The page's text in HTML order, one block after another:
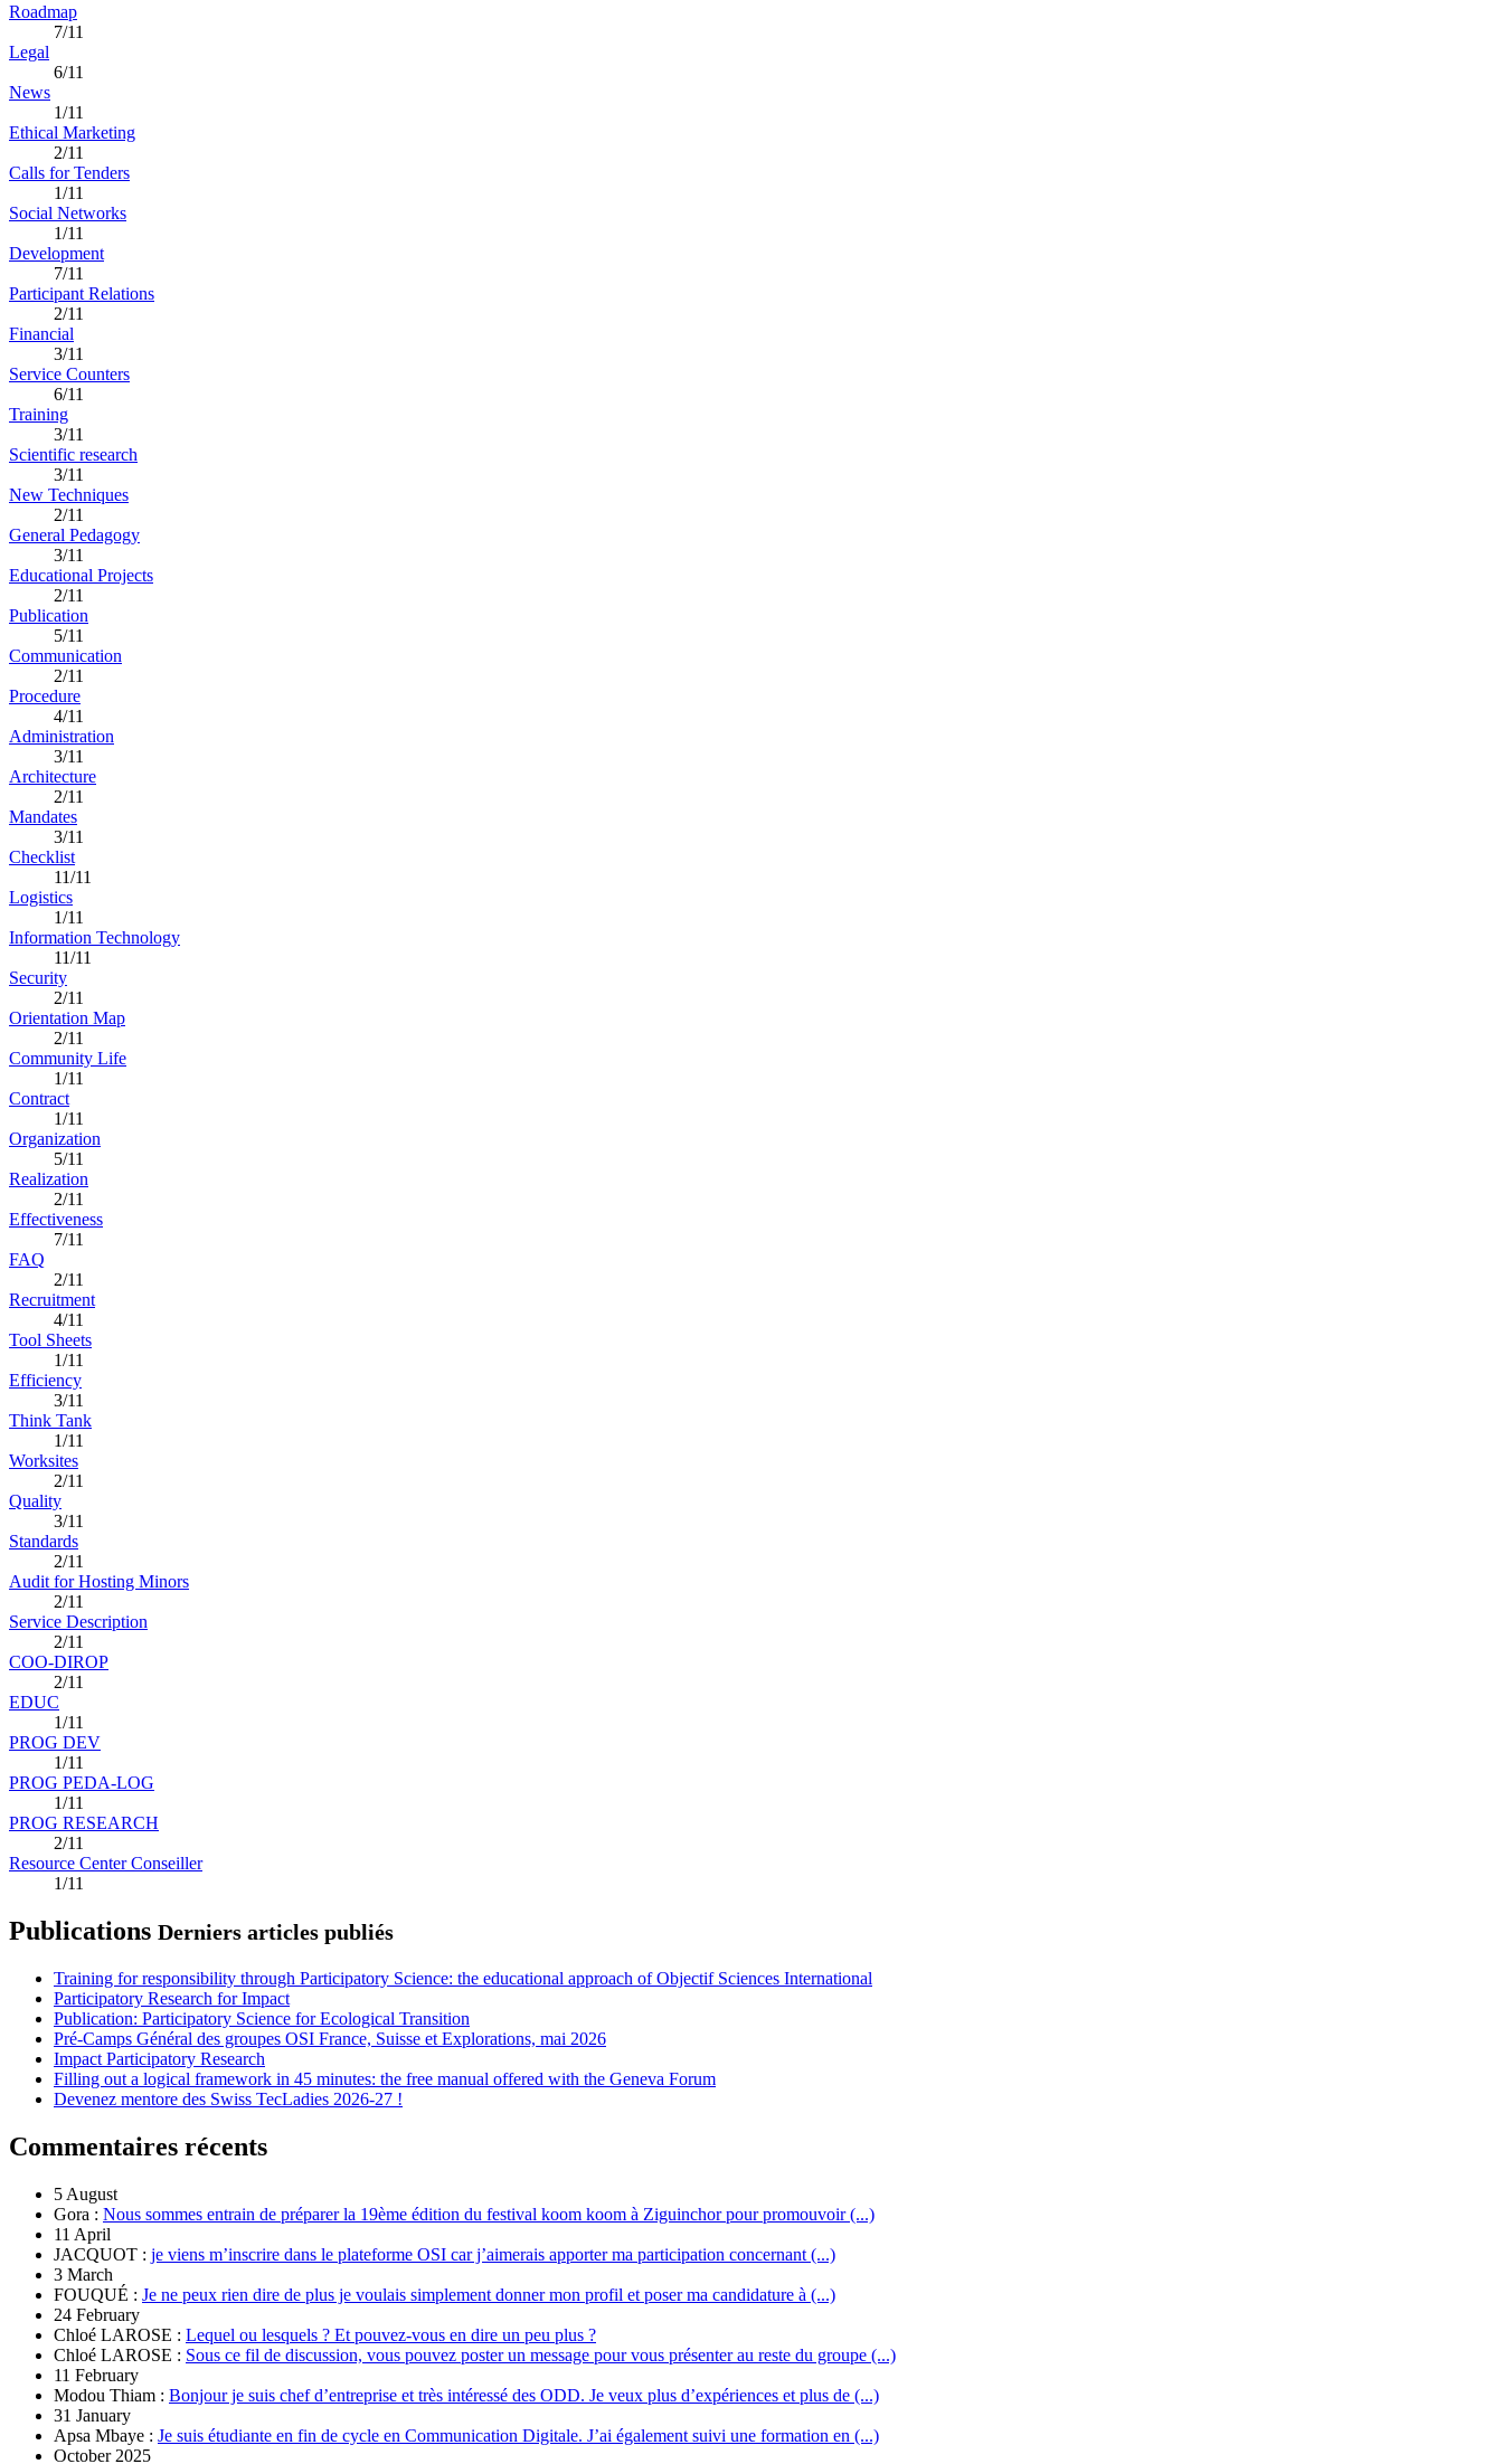
Roadmap
7/11
Legal
6/11
News
1/11
Ethical Marketing
2/11
Calls for Tenders
1/11
Social Networks
1/11
Development
7/11
Participant Relations
2/11
Financial
3/11
Service Counters
6/11
Training
3/11
Scientific research
3/11
New Techniques
2/11
General Pedagogy
3/11
Educational Projects
2/11
Publication
5/11
Communication
2/11
Procedure
4/11
Administration
3/11
Architecture
2/11
Mandates
3/11
Checklist
11/11
Logistics
1/11
Information Technology
11/11
Security
2/11
Orientation Map
2/11
Community Life
1/11
Contract
1/11
Organization
5/11
Realization
2/11
Effectiveness
7/11
FAQ
2/11
Recruitment
4/11
Tool Sheets
1/11
Efficiency
3/11
Think Tank
1/11
Worksites
2/11
Quality
3/11
Standards
2/11
Audit for Hosting Minors
2/11
Service Description
2/11
COO-DIROP
2/11
EDUC
1/11
PROG DEV
1/11
PROG PEDA-LOG
1/11
PROG RESEARCH
2/11
Resource Center Conseiller
1/11
Publications Derniers articles publiés
Training for responsibility through Participatory Science: the educational approach of Objectif Sciences International
Participatory Research for Impact
Publication: Participatory Science for Ecological Transition
Pré-Camps Général des groupes OSI France, Suisse et Explorations, mai 2026
Impact Participatory Research
Filling out a logical framework in 45 minutes: the free manual offered with the Geneva Forum
Devenez mentore des Swiss TecLadies 2026-27 !
Commentaires récents
5 August
Gora : Nous sommes entrain de préparer la 19ème édition du festival koom koom à Ziguinchor pour promouvoir (...)
11 April
JACQUOT : je viens m’inscrire dans le plateforme OSI car j’aimerais apporter ma participation concernant (...)
3 March
FOUQUÉ : Je ne peux rien dire de plus je voulais simplement donner mon profil et poser ma candidature à (...)
24 February
Chloé LAROSE : Lequel ou lesquels ? Et pouvez-vous en dire un peu plus ?
Chloé LAROSE : Sous ce fil de discussion, vous pouvez poster un message pour vous présenter au reste du groupe (...)
11 February
Modou Thiam : Bonjour je suis chef d’entreprise et très intéressé des ODD. Je veux plus d’expériences et plus de (...)
31 January
Apsa Mbaye : Je suis étudiante en fin de cycle en Communication Digitale. J’ai également suivi une formation en (...)
October 2025